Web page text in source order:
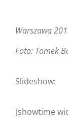
Warszawa
Foto: Tomek
Slideshow:
[showtime